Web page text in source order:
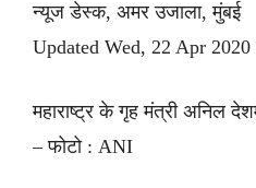
न्यूज डेस्क, अमर उजाला, मुंबई
Updated Wed, 22 Apr
महाराष्ट्र के गृह मंत्री अनिल
– फोटो : ANI